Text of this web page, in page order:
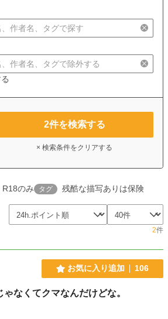
2件を検索する
× 検索条件をクリアする
R18のみ タグ 残酷な描写ありは保険
2件
お気に入り追加 106
なくてクマなんだけどな。